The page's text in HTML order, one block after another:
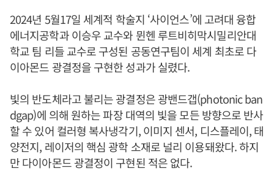
2024년 5월17일 세계적 학술지 ‘사이언스’에 고려대 융합
에너지공학과 이승우 교수와 뮌헨 루트비히막시밀리안대
학교 팀 리들 교수로 구성된 공동연구팀이 세계 최초로 다
이아몬드 광결정을 구현한 성과가 실렸다.
빛의 반도체라고 불리는 광결정은 광밴드갭(photonic ban
dgap)에 의해 원하는 파장 대역의 빛을 모든 방향으로 반사
할 수 있어 컬러형 복사냉각기, 이미지 센서, 디스플레이, 태
양전지, 레이저의 핵심 광학 소재로 널리 이용돼왔다. 하지
만 다이아몬드 광결정이 구현된 적은 없다.